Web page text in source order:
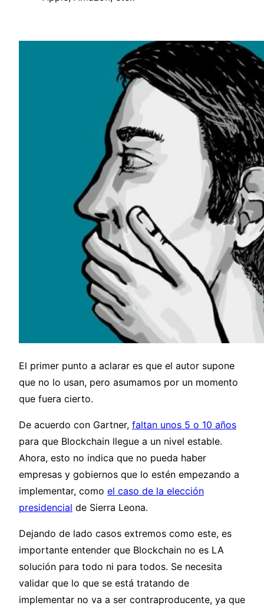
El primer punto a aclarar es que el autor supone
que no lo usan, pero asumamos por un momento
que fuera cierto.
De acuerdo con Gartner, faltan unos 5 o 10 años
para que Blockchain llegue a un nivel estable.
Ahora, esto no indica que no pueda haber
empresas y gobiernos que lo estén empezando a
implementar, como el caso de la elección
presidencial de Sierra Leona.
Dejando de lado casos extremos como este, es
importante entender que Blockchain no es LA
solución para todo ni para todos. Se necesita
validar que lo que se está tratando de
implementar no va a ser contraproducente, ya que